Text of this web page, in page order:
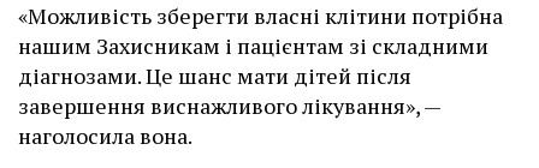
«Можливість зберегти власні клітини потрібна
нашим Захисникам і пацієнтам зі складними
діагнозами. Це шанс мати дітей після
завершення виснажливого лікування», —
наголосила вона.